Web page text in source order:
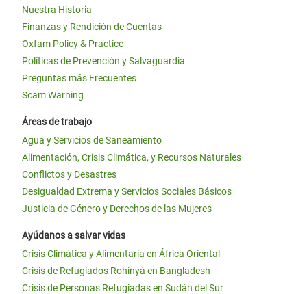
Nuestra Historia
Finanzas y Rendición de Cuentas
Oxfam Policy & Practice
Políticas de Prevención y Salvaguardia
Preguntas más Frecuentes
Scam Warning
Áreas de trabajo
Agua y Servicios de Saneamiento
Alimentación, Crisis Climática, y Recursos Naturales
Conflictos y Desastres
Desigualdad Extrema y Servicios Sociales Básicos
Justicia de Género y Derechos de las Mujeres
Ayúdanos a salvar vidas
Crisis Climática y Alimentaria en África Oriental
Crisis de Refugiados Rohinyá en Bangladesh
Crisis de Personas Refugiadas en Sudán del Sur